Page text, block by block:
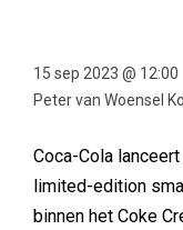
15 sep 2023 @ 12:00
Peter van Woensel
Coca-Cola
limited-edition
binnen het Coke